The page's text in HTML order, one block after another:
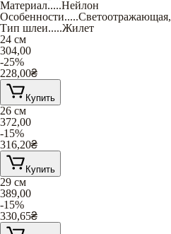
Материал.....Нейлон
Особенности.....Светоотражающая,
Тип шлеи.....Жилет
24 см
304,00
-25%
228,00₴
Купить
26 см
372,00
-15%
316,20₴
Купить
29 см
389,00
-15%
330,65₴